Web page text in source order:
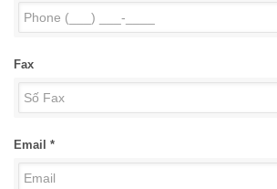
Fax
Email *